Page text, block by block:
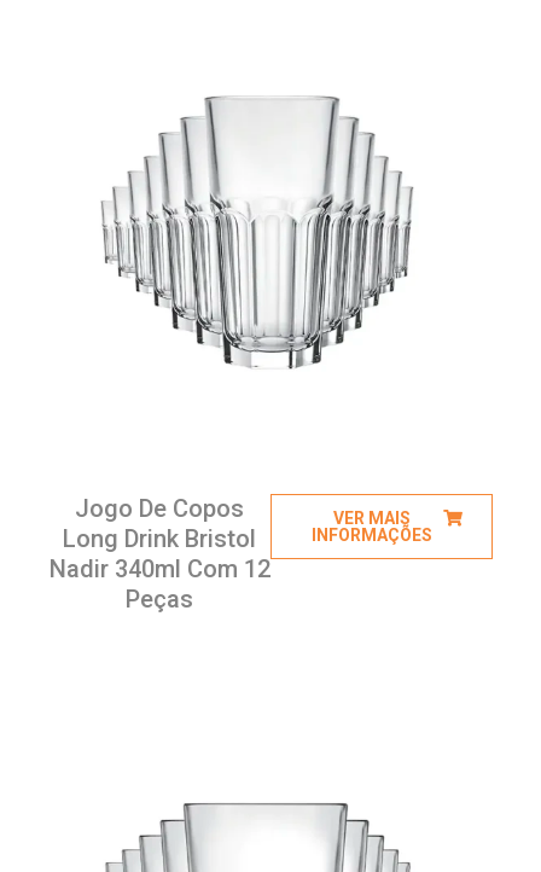
Jogo De Copos
Long Drink Bristol
Nadir 340ml Com 12
Peças
VER MAIS
INFORMAÇÕES